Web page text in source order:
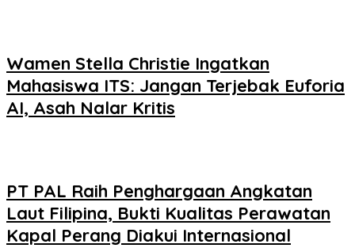
Wamen Stella Christie Ingatkan
Mahasiswa ITS: Jangan Terjebak Euforia
AI, Asah Nalar Kritis
PT PAL Raih Penghargaan Angkatan
Laut Filipina, Bukti Kualitas Perawatan
Kapal Perang Diakui Internasional